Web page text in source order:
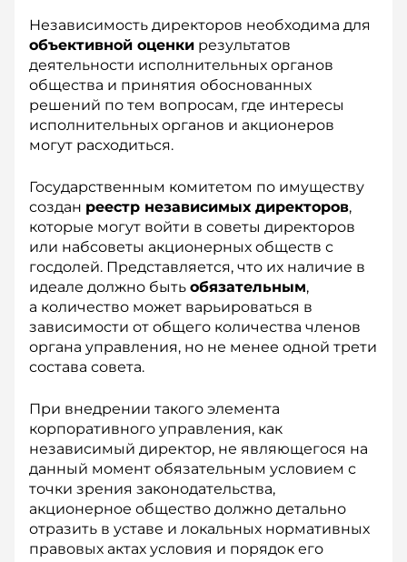
Независимость директоров необходима для
объективной оценки результатов
деятельности исполнительных органов
общества и принятия обоснованных
решений по тем вопросам, где интересы
исполнительных органов и акционеров
могут расходиться.
Государственным комитетом по имуществу
создан реестр независимых директоров,
которые могут войти в советы директоров
или набсоветы акционерных обществ с
госдолей. Представляется, что их наличие в
идеале должно быть обязательным,
а количество может варьироваться в
зависимости от общего количества членов
органа управления, но не менее одной трети
состава совета.
При внедрении такого элемента
корпоративного управления, как
независимый директор, не являющегося на
данный момент обязательным условием с
точки зрения законодательства,
акционерное общество должно детально
отразить в уставе и локальных нормативных
правовых актах условия и порядок его